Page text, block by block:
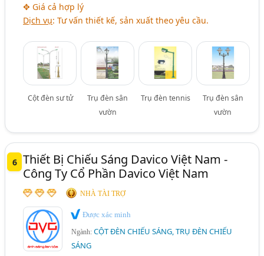
✥ Giá cả hợp lý
Dịch vụ: Tư vấn thiết kế, sản xuất theo yêu cầu.
Cột đèn sư tử
Trụ đèn sân
vườn
Trụ đèn tennis
Trụ đèn sân
vườn
6 Thiết Bị Chiếu Sáng Davico Việt Nam -
Công Ty Cổ Phần Davico Việt Nam
NHÀ TÀI TRỢ
Được xác minh
Ngành:CỘT ĐÈN CHIẾU SÁNG, TRỤ ĐÈN CHIẾU
SÁNG